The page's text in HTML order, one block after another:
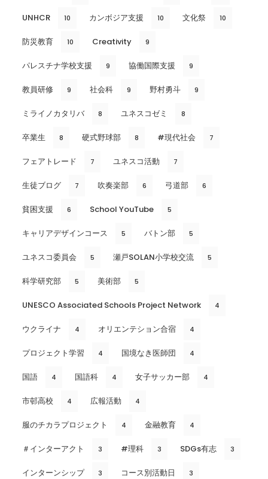
UNHCR 10 カンボジア支援 10 文化祭 10
防災教育 10 Creativity 9
パレスチナ学校支援 9 協働国際支援 9
教員研修 9 社会科 9 野村勇斗 9
ミライノカタリバ 8 ユネスコゼミ 8
卒業生 8 硬式野球部 8 #現代社会 7
フェアトレード 7 ユネスコ活動 7
生徒ブログ 7 吹奏楽部 6 弓道部 6
貧困支援 6 School YouTube 5
キャリアデザインコース 5 バトン部 5
ユネスコ委員会 5 瀬戸SOLAN小学校交流 5
科学研究部 5 美術部 5
UNESCO Associated Schools Project Network 4
ウクライナ 4 オリエンテション合宿 4
プロジェクト学習 4 国境なき医師団 4
国語 4 国語科 4 女子サッカー部 4
市邨高校 4 広報活動 4
服のチカラプロジェクト 4 金融教育 4
＃インターアクト 3 #理科 3 SDGs有志 3
インターンシップ 3 コース別活動日 3